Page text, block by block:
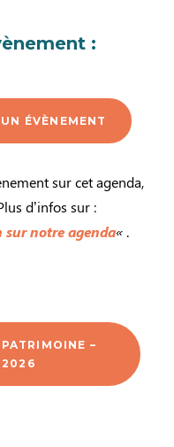
:
ÉVÈNEMENT
sur cet agenda,
d’infos sur :
notre agenda« .
–
2026